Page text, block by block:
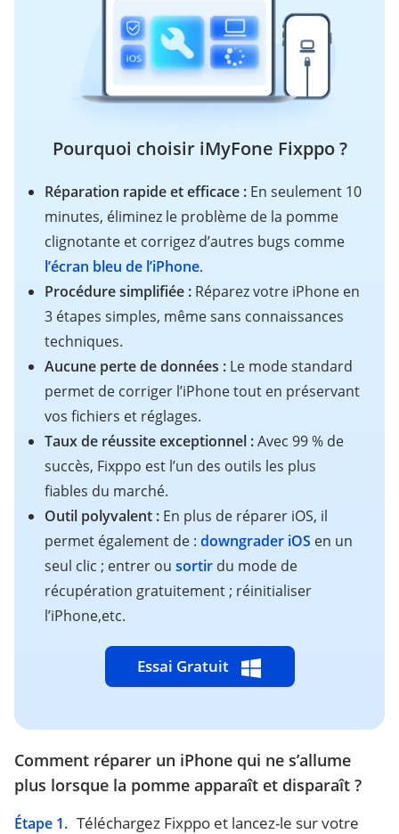
Pourquoi choisir iMyFone Fixppo ?
Réparation rapide et efficace : En seulement 10
minutes, éliminez le problème de la pomme
clignotante et corrigez d’autres bugs comme
l’écran bleu de l’iPhone.
Procédure simplifiée : Réparez votre iPhone en
3 étapes simples, même sans connaissances
techniques.
Aucune perte de données : Le mode standard
permet de corriger l’iPhone tout en préservant
vos fichiers et réglages.
Taux de réussite exceptionnel :Avec 99 % de
succès, Fixppo est l’un des outils les plus
fiables du marché.
Outil polyvalent : En plus de réparer iOS, il
permet également de : downgrader iOS en un
seul clic ; entrer ou sortir du mode de
récupération gratuitement ; réinitialiser
l’iPhone,etc.
Essai Gratuit
Comment réparer un iPhone qui ne s’allume
plus lorsque la pomme apparaît et disparaît ?
Étape 1. Téléchargez Fixppo et lancez-le sur votre